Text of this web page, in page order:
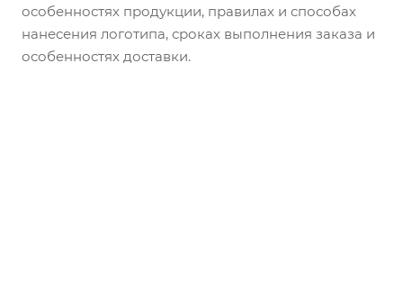
особенностях продукции, правилах и способах
нанесения логотипа, сроках выполнения заказа и
особенностях доставки.